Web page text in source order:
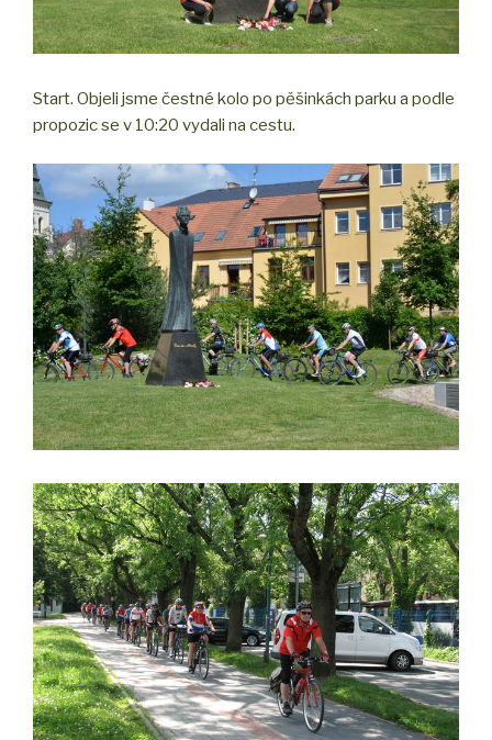
Start. Objeli jsme čestné kolo po pěšinkách parku a podle
propozic se v 10:20 vydali na cestu.